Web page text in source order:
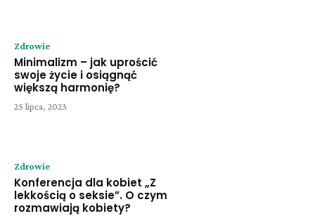
Zdrowie
Minimalizm – jak uprościć
swoje życie i osiągnąć
większą harmonię?
25 lipca, 2023
Zdrowie
Konferencja dla kobiet „Z
lekkością o seksie”. O czym
rozmawiają kobiety?